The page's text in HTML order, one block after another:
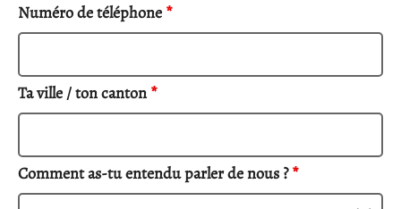
Numéro de téléphone *
Ta ville / ton canton *
Comment as-tu entendu parler de nous ?*